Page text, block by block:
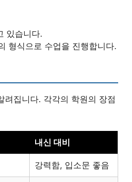
있습니다.
형식으로 수업을 진행합니다.
려집니다. 각각의 학원의 장점
내신 대비
강력함, 입소문 좋음